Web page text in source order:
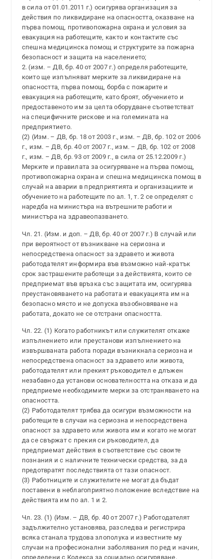
в сила от 01.01.2011 г.) осигурява организация за
действия по ликвидиране на опасността, оказване на
първа помощ, противопожарна охрана и условия за
евакуация на работещите, както и контактите със
спешна медицинска помощ и структурите за пожарна
безопасност и защита на населението;
2. (изм. – ДВ, бр. 40 от 2007 г.) определя работещите,
които ще изпълняват мерките за ликвидиране на
опасността, първа помощ, борба с пожарите и
евакуация на работещите, като броят, обучението и
предоставеното им за целта оборудване съответстват
на специфичните рискове и на големината на
предприятието.
(2) (Изм. – ДВ, бр. 18 от 2003 г., изм. – ДВ, бр. 102 от 2006
г., изм. – ДВ, бр. 40 от 2007 г., изм. – ДВ, бр. 102 от 2008
г., изм. – ДВ, бр. 93 от 2009 г., в сила от 25.12.2009 г.)
Мерките и правилата за осигуряване на първа помощ,
противопожарна охрана и спешна медицинска помощ в
случай на аварии в предприятията и организациите и
обучението на работещите по ал. 1, т. 2 се определят с
наредба на министъра на вътрешните работи и
министъра на здравеопазването.
Чл. 21. (Изм. и доп. – ДВ, бр. 40 от 2007 г.) В случай или
при вероятност от възникване на сериозна и
непосредствена опасност за здравето и живота
работодателят информира във възможно най-кратък
срок застрашените работещи за действията, които се
предприемат във връзка със защитата им, осигурява
преустановяването на работата и евакуацията им на
безопасно място и не допуска възобновяване на
работата, докато не се отстрани опасността.
Чл. 22. (1) Когато работникът или служителят откаже
изпълнението или преустанови изпълнението на
извършваната работа поради възникнала сериозна и
непосредствена опасност за здравето или живота,
работодателят или прекият ръководител е длъжен
незабавно да установи основателността на отказа и да
предприеме необходимите мерки за отстраняването на
опасността.
(2) Работодателят трябва да осигури възможности на
работещите в случаи на сериозна и непосредствена
опасност за здравето или живота им и когато не могат
да се свържат с прекия си ръководител, да
предприемат действия в съответствие със своите
познания и с наличните технически средства, за да
предотвратят последствията от тази опасност.
(3) Работниците и служителите не могат да бъдат
поставени в неблагоприятно положение вследствие на
действията им по ал. 1 и 2.
Чл. 23. (1) (Изм. – ДВ, бр. 40 от 2007 г.) Работодателят
задължително установява, разследва и регистрира
всяка станала трудова злополука и известните му
случаи на професионални заболявания по ред и начин,
определени с Кодекса за социално осигуряване.